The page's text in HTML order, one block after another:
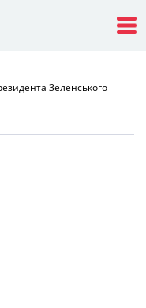
Зеленського